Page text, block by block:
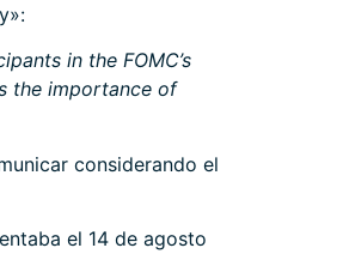
in the FOMC’s
the importance of
considerando el
el 14 de agosto